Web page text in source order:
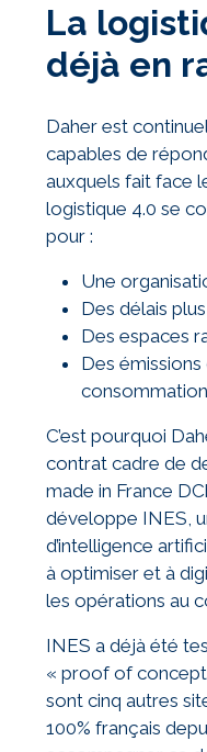
La
déjà en
Daher est
capables de
auxquels fait face
logistique 4.0 se
pour :
Une
Des délais
Des espaces
Des
C’est pourquoi
contrat cadre de
made in France
développe INES,
d’intelligence
à optimiser et à
les opérations au
INES a déjà été
« proof of
sont cinq autres
100% français